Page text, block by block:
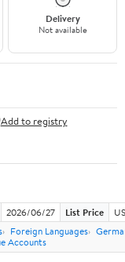
Delivery
Not available
Add to registry
2026/06/27 List Price
Foreign Languages
Accounts